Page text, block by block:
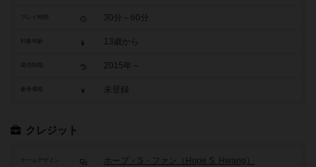
30分～60分
13歳から
2015年～
参考価格 未登録
クレジット
ゲームデザイン ホープ・S・ファン（Hope S. Hwang）